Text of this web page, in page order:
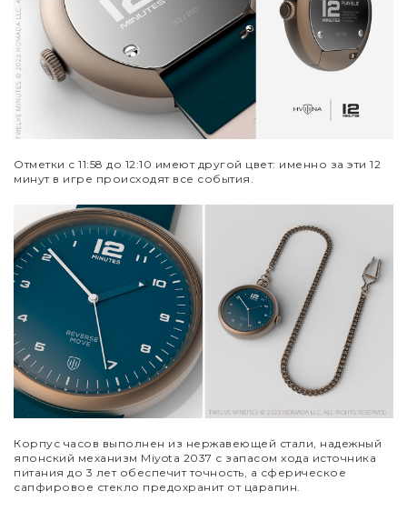
Отметки с 11:58 до 12:10 имеют другой цвет: именно за эти 12
минут в игре происходят все события.
Корпус часов выполнен из нержавеющей стали, надежный
японский механизм Miyota 2037 с запасом хода источника
питания до 3 лет обеспечит точность, а сферическое
сапфировое стекло предохранит от царапин.